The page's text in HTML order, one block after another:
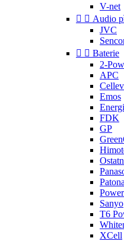
V-net
  Audio
JVC
  Baterie
2-
APC
Emos
FDK
GP
Patona
Sanyo
T6
XCell